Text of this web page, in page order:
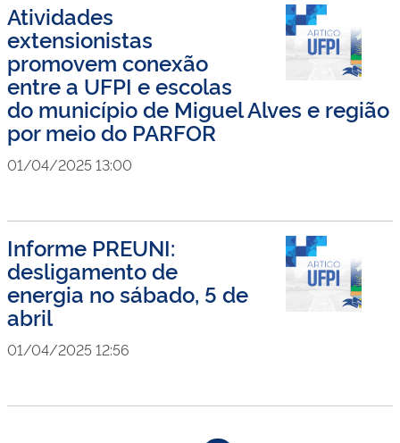
Atividades
extensionistas
promovem conexão
entre a UFPI e escolas
do município de Miguel Alves e região
por meio do PARFOR
01/04/2025 13:00
Informe PREUNI:
desligamento de
energia no sábado, 5 de
abril
01/04/2025 12:56